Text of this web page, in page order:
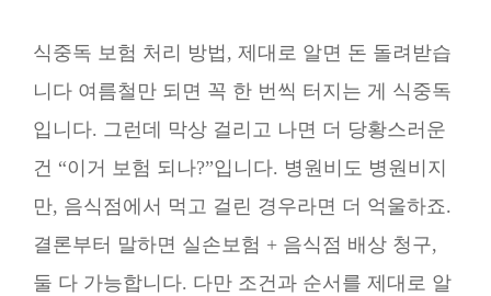
식중독 보험 처리 방법, 제대로 알면 돈 돌려받습
니다 여름철만 되면 꼭 한 번씩 터지는 게 식중독
입니다. 그런데 막상 걸리고 나면 더 당황스러운
건 “이거 보험 되나?”입니다. 병원비도 병원비지
만, 음식점에서 먹고 걸린 경우라면 더 억울하죠.
결론부터 말하면 실손보험 + 음식점 배상 청구,
둘 다 가능합니다. 다만 조건과 순서를 제대로 알